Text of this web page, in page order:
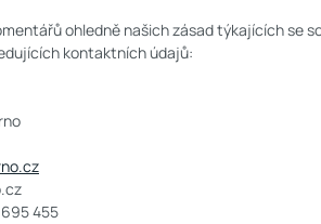
ohledně našich zásad týkajících se
kontaktních údajů:
455